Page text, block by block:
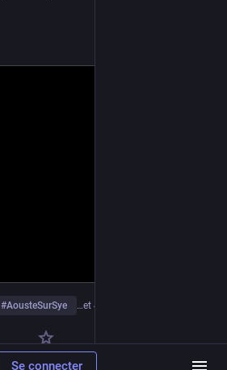
#AousteSurSye …et 4 de plus
Se connecter